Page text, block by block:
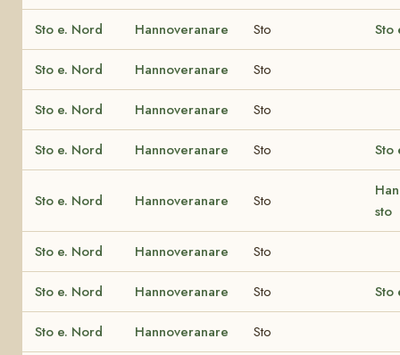
Sto e. Nord Hannoveranare Sto Sto
Sto e. Nord Hannoveranare Sto
Sto e. Nord Hannoveranare Sto
Sto e. Nord Hannoveranare Sto Sto
Sto e. Nord Hannoveranare Sto
sto
Sto e. Nord Hannoveranare Sto
Sto e. Nord Hannoveranare Sto Sto
Sto e. Nord Hannoveranare Sto